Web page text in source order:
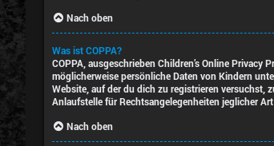
Nach oben
Was ist COPPA?
COPPA, ausgeschrieben Children’s Online
möglicherweise persönliche Daten von Kindern
Website, auf der du dich zu registrieren versuchst,
Anlaufstelle für Rechtsangelegenheiten jeglicher
Nach oben